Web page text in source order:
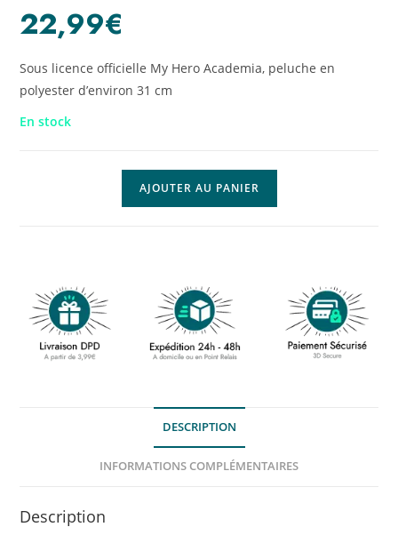
22,99€
Sous licence officielle My Hero Academia, peluche en
polyester d’environ 31 cm
En stock
AJOUTER AU PANIER
DESCRIPTION
INFORMATIONS COMPLÉMENTAIRES
Description